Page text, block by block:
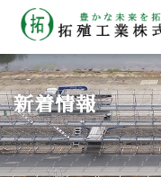
新着情報